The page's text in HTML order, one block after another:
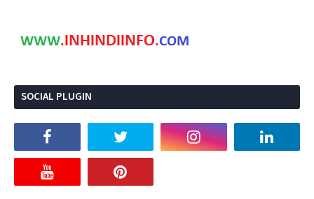
SOCIAL PLUGIN